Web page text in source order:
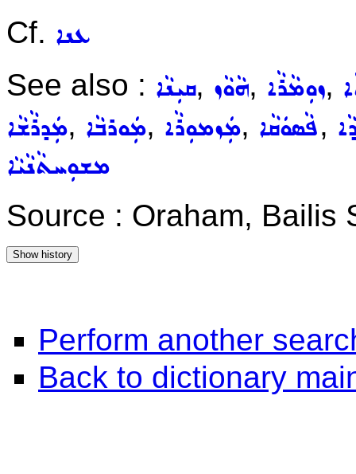
Cf. ܥܢܐ
See also : ܩܝܼܢܵܐ, ܗܵܘܵܙ, ܙܘܼܡܵܪܵܐ,
ܡܲܕܪܵܫܵܐ, ܡܲܘܪܒܵܐ, ܡܲܙܡܘܼܪܵܐ, ܦܵܣܘܿܩܵܐ,
ܡܫܘܼܚܬܵܢܵܝܵܐ
Source : Oraham, Bailis
Perform another
Back to dictionary